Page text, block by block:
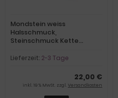
Mondstein weiss
Halsschmuck,
Steinschmuck Kette
Verschluss
Lieferzeit: 2-3 Tage
22,00 €
inkl. 19 % MwSt. zzgl. Versandkosten